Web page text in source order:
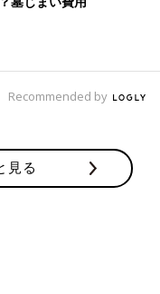
Recommended by
見る